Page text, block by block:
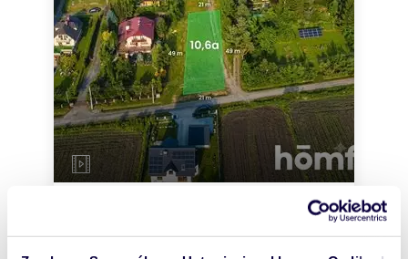
Działka budowlana 10,6 ar z mediami,